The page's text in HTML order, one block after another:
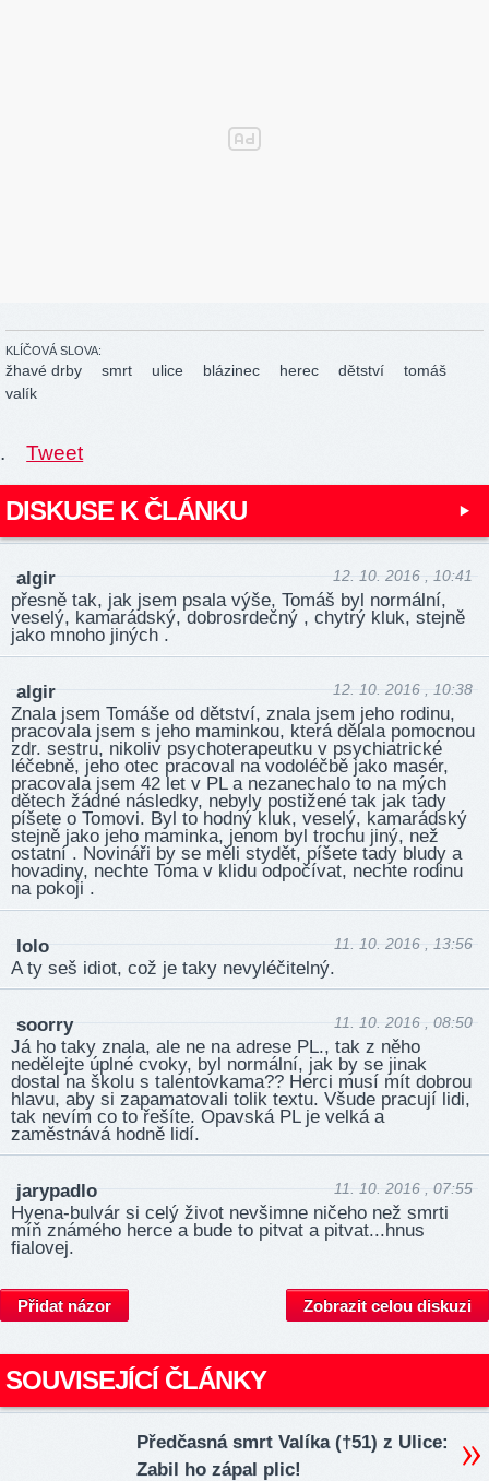
KLÍČOVÁ SLOVA:
žhavé drby smrt ulice blázinec herec dětství
tomáš
valík
. Tweet
DISKUSE K ČLÁNKU
algir 12. 10. 2016 , 10:41
přesně tak, jak jsem psala výše, Tomáš byl normální,
veselý, kamarádský, dobrosrdečný , chytrý kluk, stejně
jako mnoho jiných .
algir 12. 10. 2016 , 10:38
Znala jsem Tomáše od dětství, znala jsem jeho rodinu,
pracovala jsem s jeho maminkou, která dělala pomocnou
zdr. sestru, nikoliv psychoterapeutku v psychiatrické
léčebně, jeho otec pracoval na vodoléčbě jako masér,
pracovala jsem 42 let v PL a nezanechalo to na mých
dětech žádné následky, nebyly postižené tak jak tady
píšete o Tomovi. Byl to hodný kluk, veselý, kamarádský
stejně jako jeho maminka, jenom byl trochu jiný, než
ostatní . Novináři by se měli stydět, píšete tady bludy a
hovadiny, nechte Toma v klidu odpočívat, nechte rodinu
na pokoji .
lolo 11. 10. 2016 , 13:56
A ty seš idiot, což je taky nevyléčitelný.
soorry 11. 10. 2016 , 08:50
Já ho taky znala, ale ne na adrese PL., tak z něho
nedělejte úplné cvoky, byl normální, jak by se jinak
dostal na školu s talentovkama?? Herci musí mít dobrou
hlavu, aby si zapamatovali tolik textu. Všude pracují lidi,
tak nevím co to řešíte. Opavská PL je velká a
zaměstnává hodně lidí.
jarypadlo 11. 10. 2016 , 07:55
Hyena-bulvár si celý život nevšimne ničeho než smrti
míň známého herce a bude to pitvat a pitvat...hnus
fialovej.
Přidat názor Zobrazit celou diskuzi
SOUVISEJÍCÍ ČLÁNKY
Předčasná smrt Valíka (†51) z Ulice:
Zabil ho zápal plic!